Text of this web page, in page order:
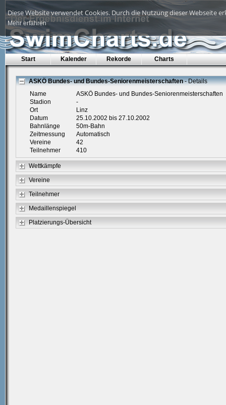
Diese Website verwendet Cookies. Durch die Nutzung dieser Webseite
Mehr erfahren
Start Kalender Rekorde Charts
ASKÖ Bundes- und Bundes-Seniorenmeisterschaften- Details
Name
ASKÖ Bundes- und Bundes-Seniorenmeisterschaften
Stadion
-
Ort
Linz
Datum
25.10.2002 bis 27.10.2002
Bahnlänge
50m-Bahn
Zeitmessung
Automatisch
Vereine
42
Teilnehmer
410
Wettkämpfe
Vereine
Teilnehmer
Medaillenspiegel
Platzierungs-Übersicht